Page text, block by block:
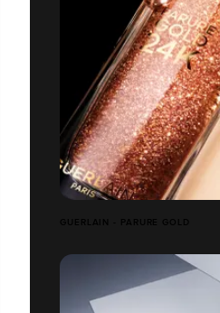
GUERLAIN - PARURE GOLD